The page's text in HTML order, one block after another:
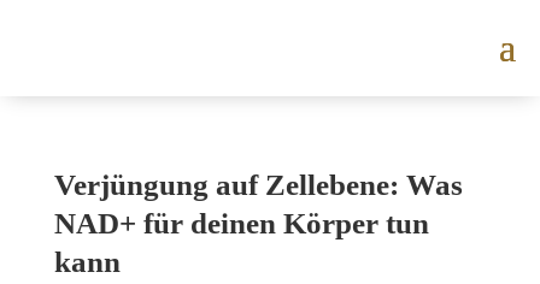
Verjüngung auf Zellebene: Was
NAD+ für deinen Körper tun
kann